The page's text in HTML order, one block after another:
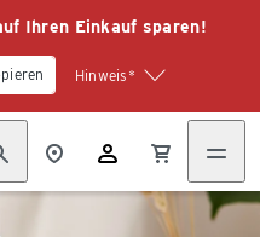
Ihren Einkauf sparen!
Hinweis*